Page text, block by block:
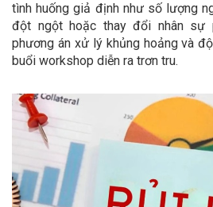
tình huống giả định như số lượng
đột ngột hoặc thay đổi nhân sự
phương án xử lý khủng hoảng và
buổi workshop diễn ra trơn tru.